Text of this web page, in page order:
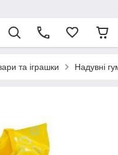
та іграшки Надувні